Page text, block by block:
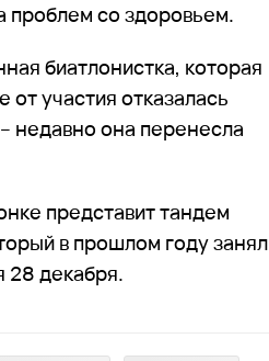
проблем со здоровьем.
биатлонистка, которая
участия отказалась
недавно она перенесла
представит тандем
в прошлом году занял
28 декабря.